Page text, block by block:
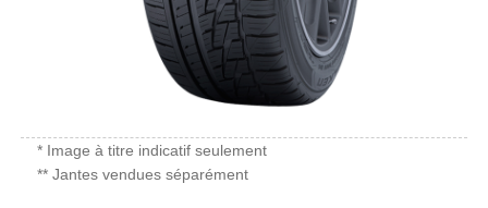
* Image à titre indicatif seulement
** Jantes vendues séparément